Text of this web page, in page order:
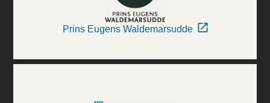
Prins Eugens Waldemarsudde